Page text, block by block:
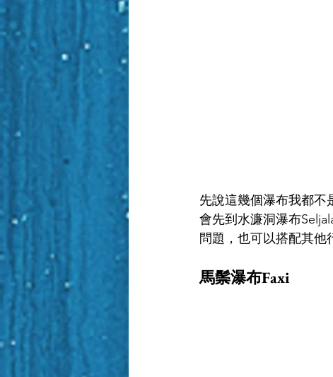
先說這幾個瀑布我都不
會先到水濂洞瀑布
問題，也可以搭配其他
馬鬃瀑布Faxi